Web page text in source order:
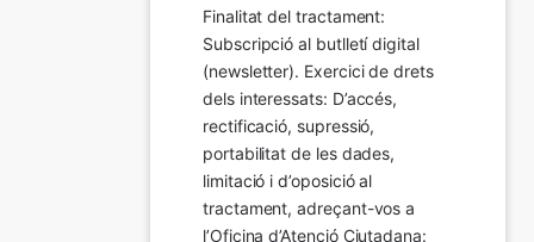
Finalitat del tractament:
Subscripció al butlletí digital
(newsletter). Exercici de drets
dels interessats: D’accés,
rectificació, supressió,
portabilitat de les dades,
limitació i d’oposició al
tractament, adreçant-vos a
l’Oficina d’Atenció Ciutadana: